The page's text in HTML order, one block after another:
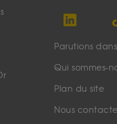
Parutions
Qui sommes-
Plan du site
Nous